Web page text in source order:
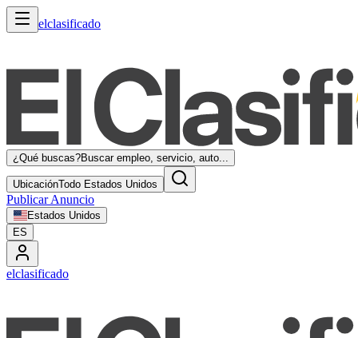
elclasificado
¿Qué buscas?Buscar empleo, servicio, auto...
UbicaciónTodo Estados Unidos
Publicar Anuncio
Estados Unidos
ES
elclasificado